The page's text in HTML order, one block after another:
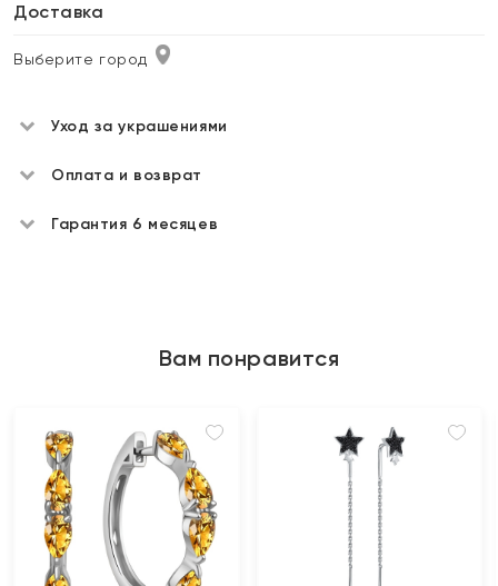
Доставка
Выберите город
Уход за украшениями
Оплата и возврат
Гарантия 6 месяцев
Вам понравится